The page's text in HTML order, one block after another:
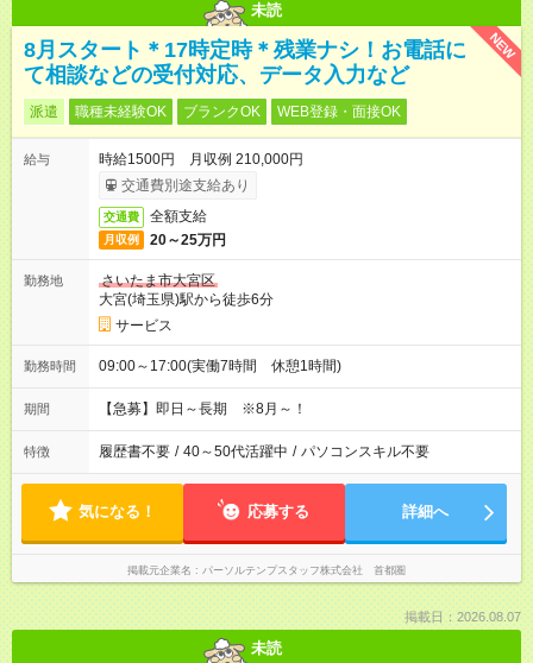
未読
NEW
8月スタート＊17時定時＊残業ナシ！お電話に
て相談などの受付対応、データ入力など
派遣 職種未経験OK ブランクOK WEB登録・面接OK
給与
時給1500円 月収例 210,000円
交通費別途支給あり
交通費 全額支給
月収例 20～25万円
勤務地
さいたま市大宮区
大宮(埼玉県)駅から徒歩6分
サービス
勤務時間 09:00～17:00(実働7時間 休憩1時間)
期間 【急募】即日～長期 ※8月～！
特徴 履歴書不要 / 40～50代活躍中 / パソコンスキル不要
気になる！ 応募する 詳細へ
掲載元企業名 パーソルテンプスタッフ株式会社 首都圏
掲載日：2026.08.07
未読